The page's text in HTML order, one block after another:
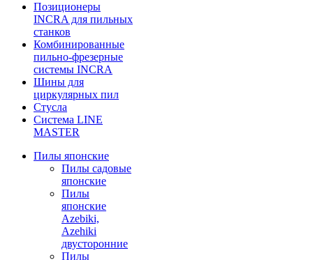
Позиционеры
INCRA для пильных
станков
Комбинированные
пильно-фрезерные
системы INCRA
Шины для
циркулярных пил
Стусла
Система LINE
MASTER
Пилы японские
Пилы садовые
японские
Пилы
японские
Azebiki,
Azehiki
двусторонние
Пилы